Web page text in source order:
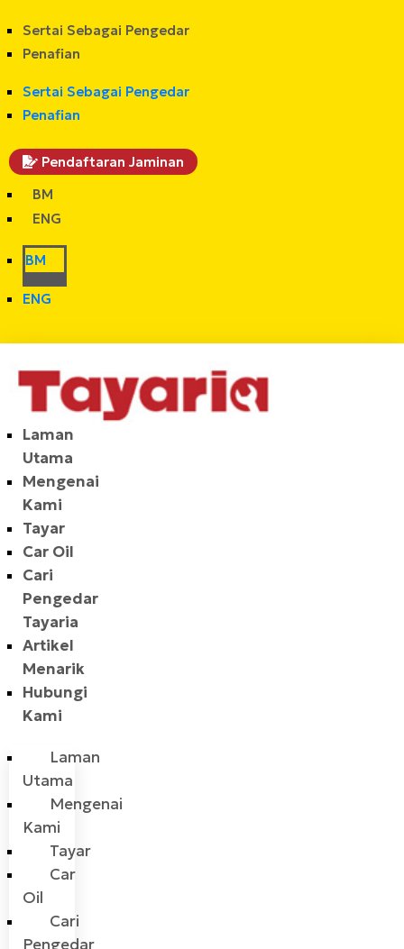
Sertai Sebagai Pengedar
Penafian
Sertai Sebagai Pengedar
Penafian
Pendaftaran Jaminan
BM
ENG
BM
ENG
Laman
Utama
Mengenai
Kami
Tayar
Car Oil
Cari
Pengedar
Tayaria
Artikel
Menarik
Hubungi
Kami
Laman
Utama
Mengenai
Kami
Tayar
Car
Oil
Cari
Pengedar